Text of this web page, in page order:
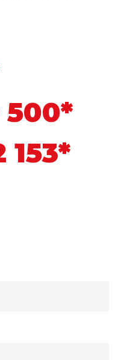
500*
153*